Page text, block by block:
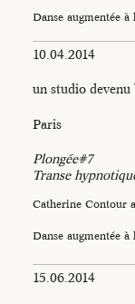
Danse augmentée
10.04.2014
un studio devenu
Paris
Plongée#7
Transe
Catherine Contour
Danse augmentée
15.06.2014